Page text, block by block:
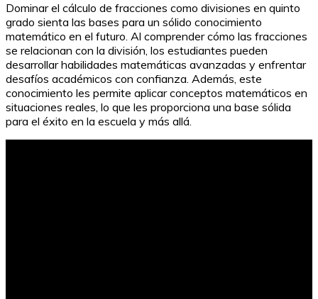
Dominar el cálculo de fracciones como divisiones en quinto
grado sienta las bases para un sólido conocimiento
matemático en el futuro. Al comprender cómo las fracciones
se relacionan con la división, los estudiantes pueden
desarrollar habilidades matemáticas avanzadas y enfrentar
desafíos académicos con confianza. Además, este
conocimiento les permite aplicar conceptos matemáticos en
situaciones reales, lo que les proporciona una base sólida
para el éxito en la escuela y más allá.